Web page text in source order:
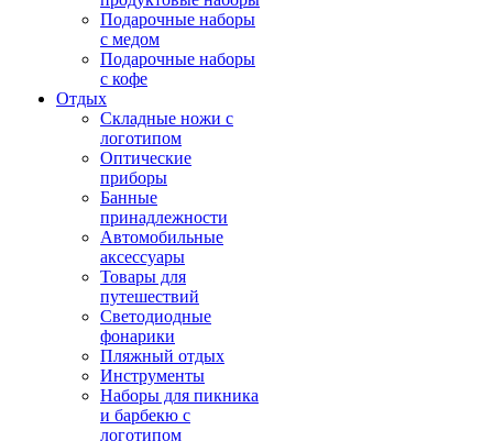
Подарочные наборы
с медом
Подарочные наборы
с кофе
Отдых
Складные ножи с
логотипом
Оптические
приборы
Банные
принадлежности
Автомобильные
аксессуары
Товары для
путешествий
Светодиодные
фонарики
Пляжный отдых
Инструменты
Наборы для пикника
и барбекю с
логотипом